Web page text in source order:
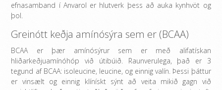
efnasamband í Anvarol er hlutverk þess að auka kynhvöt og
þol.
Greinótt keðja amínósýra sem er (BCAA)
BCAA er þær amínósýrur sem er með alifatískan
hliðarkeðjuamínóhóp við útibúið. Raunverulega, það er 3
tegund af BCAA: isoleucine, leucine, og einnig valín. Þessi þáttur
er vinsælt og einnig klínískt sýnt að veita mikið gagn við